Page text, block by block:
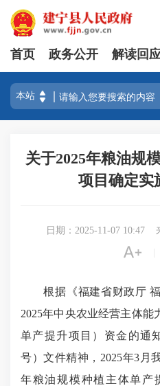
首页 政务公开 解读回
关于2025年粮油规
项目确定实
日期：2025-11-07 10:47

根据 《福建省财政厅
2025年中央农业经营主体能
单产提升项目）资金的通
号）文件精神， 2025年3 月
年粮油规模种植主体单产